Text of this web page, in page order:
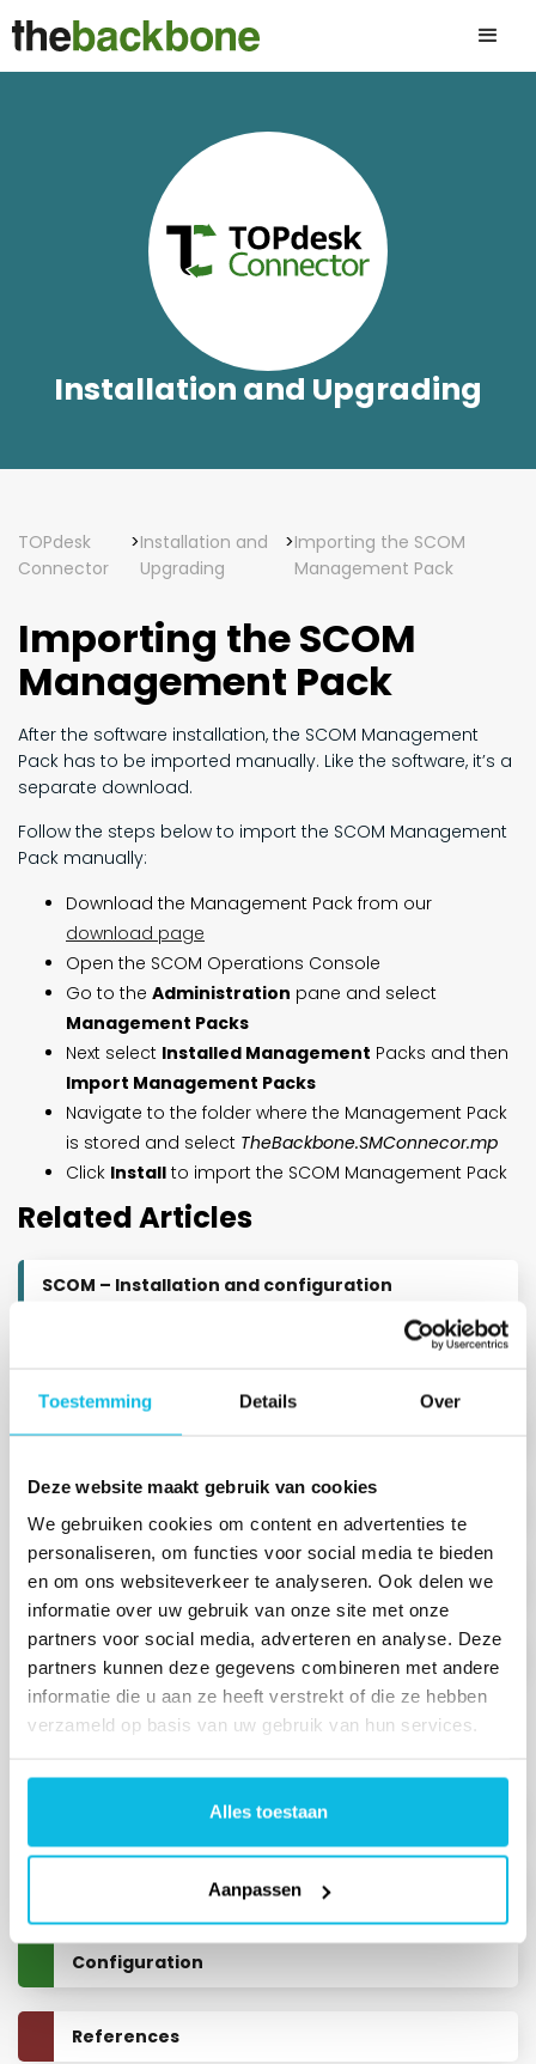
Toestemming Details Over
Deze website maakt gebruik van cookies
We gebruiken cookies om content en advertenties te
personaliseren, om functies voor social media te bieden
en om ons websiteverkeer te analyseren. Ook delen we
informatie over uw gebruik van onze site met onze
partners voor social media, adverteren en analyse. Deze
partners kunnen deze gegevens combineren met andere
informatie die u aan ze heeft verstrekt of die ze hebben
verzameld op basis van uw gebruik van hun services.
Alles toestaan
Aanpassen
Installation and Upgrading
TOPdesk
Connector
>Installation and
Upgrading
>Importing the SCOM
Management Pack
Importing the SCOM
Management Pack
After the software installation, the SCOM Management
Pack has to be imported manually. Like the software, it’s a
separate download.
Follow the steps below to import the SCOM Management
Pack manually:
Download the Management Pack from our
download page
Open the SCOM Operations Console
Go to the Administration pane and select
Management Packs
Next select Installed Management Packs and then
Import Management Packs
Navigate to the folder where the Management Pack
is stored and select TheBackbone.SMConnecor.mp
Click Install to import the SCOM Management Pack
Related Articles
SCOM – Installation and configuration
Installation steps
Importing the SCOM Management Pack
Activate the SCOM Management Pack
Categories
Installation and Upgrading
Configuration
References